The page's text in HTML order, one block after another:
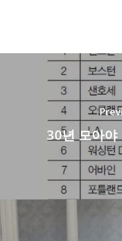
30년 모아야